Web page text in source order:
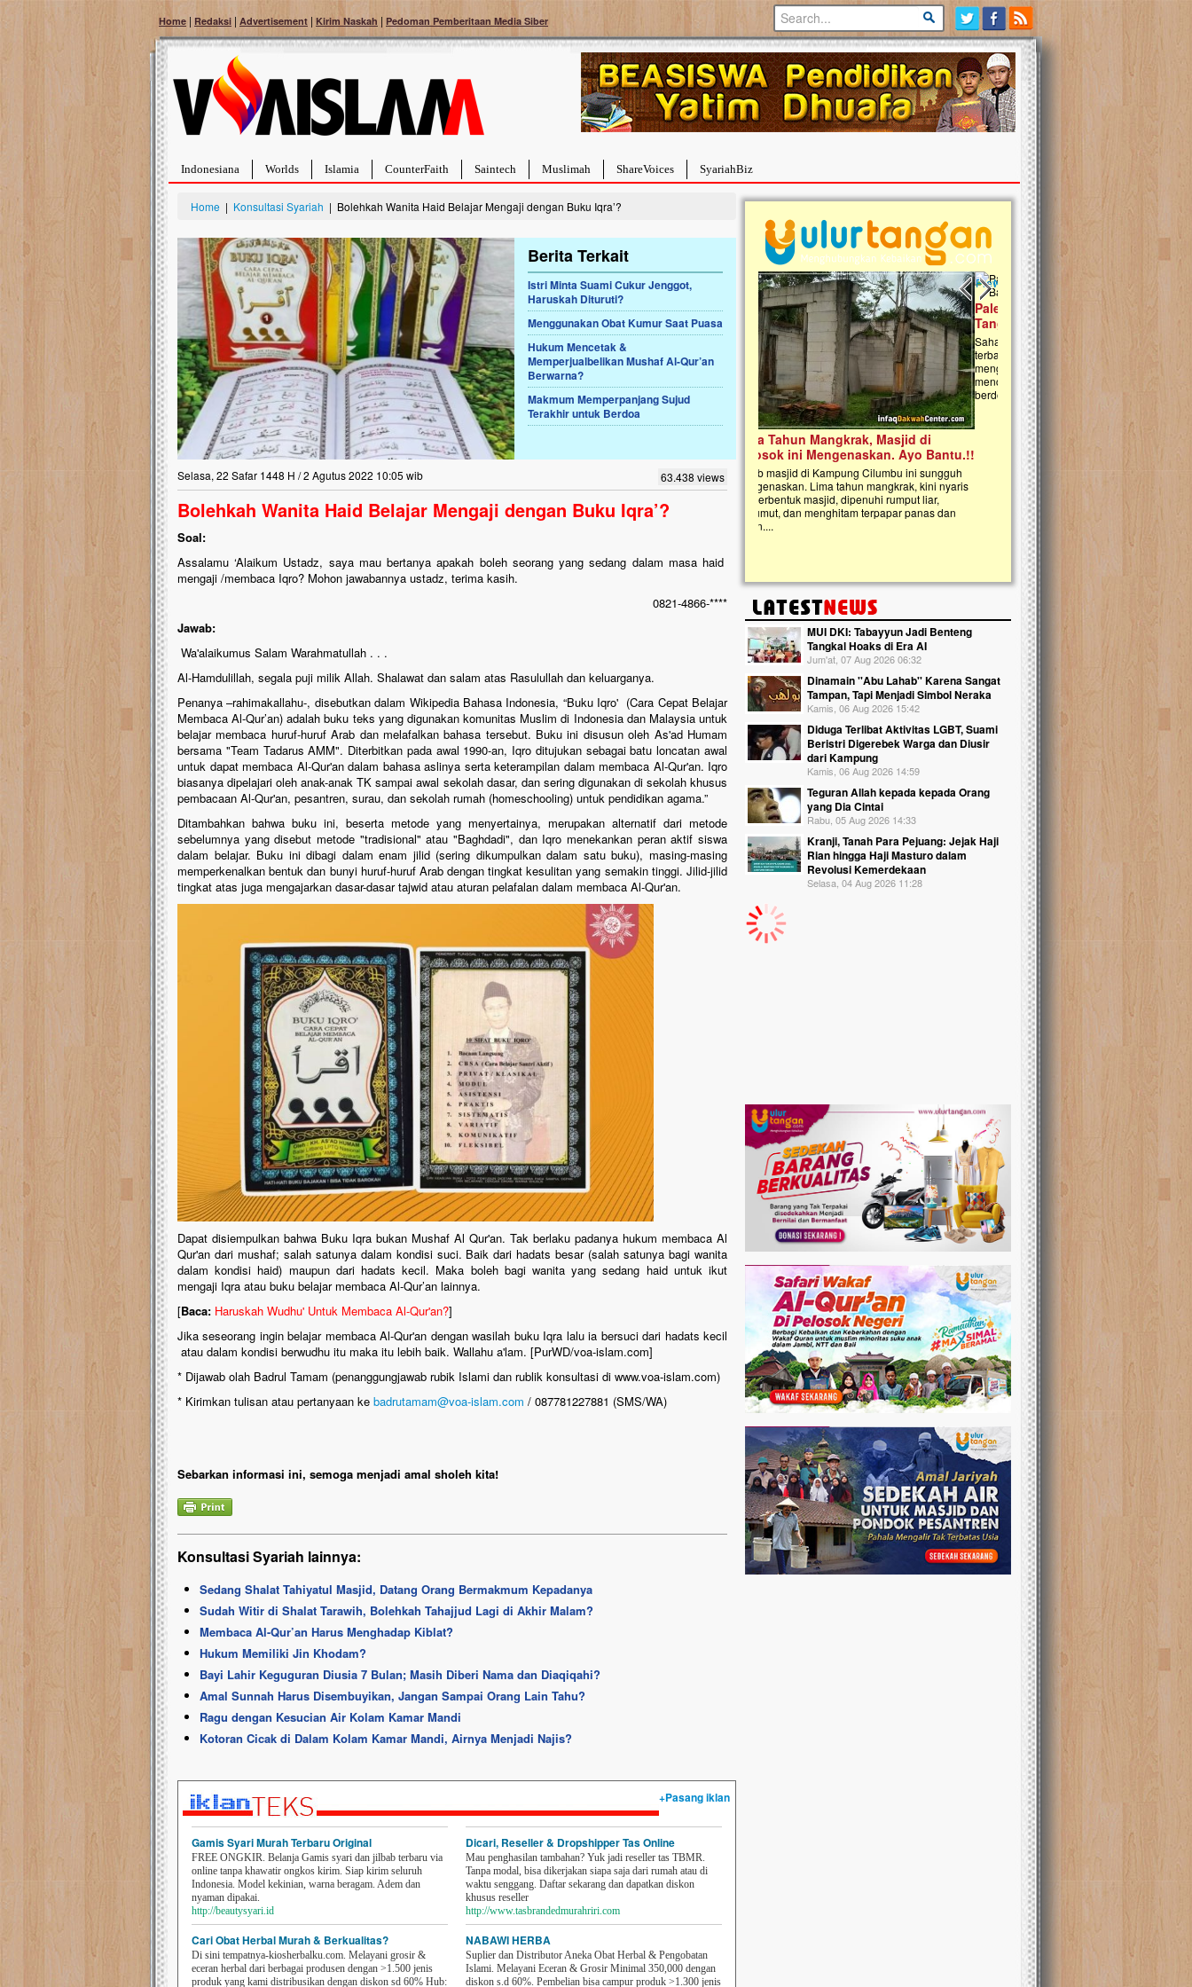
Home | Redaksi | Advertisement | Kirim Naskah | Pedoman Pemberitaan Media Siber
Indonesiana Worlds Islamia CounterFaith Saintech Muslimah ShareVoices SyariahBiz
Home | Konsultasi Syariah | Bolehkah Wanita Haid Belajar Mengaji dengan Buku Iqra’?
Berita Terkait
Istri Minta Suami Cukur Jenggot,
Haruskah Dituruti?
Menggunakan Obat Kumur Saat Puasa
Hukum Mencetak &
Memperjualbelikan Mushaf Al-Qur’an
Berwarna?
Makmum Memperpanjang Sujud
Terakhir untuk Berdoa
Selasa, 22 Safar 1448 H / 2 Agutus 2022 10:05 wib 63.438 views
Bolehkah Wanita Haid Belajar Mengaji dengan Buku Iqra’?
Soal:
Assalamu ‘Alaikum Ustadz, saya mau bertanya apakah boleh seorang yang sedang dalam masa haid
mengaji /membaca Iqro? Mohon jawabannya ustadz, terima kasih.
0821-4866-****
Jawab:
Wa'alaikumus Salam Warahmatullah . . .
Al-Hamdulillah, segala puji milik Allah. Shalawat dan salam atas Rasulullah dan keluarganya.
Penanya –rahimakallahu-, disebutkan dalam Wikipedia Bahasa Indonesia, “Buku Iqro' (Cara Cepat Belajar
Membaca Al-Qur’an) adalah buku teks yang digunakan komunitas Muslim di Indonesia dan Malaysia untuk
belajar membaca huruf-huruf Arab dan melafalkan bahasa tersebut. Buku ini disusun oleh As'ad Humam
bersama "Team Tadarus AMM". Diterbitkan pada awal 1990-an, Iqro ditujukan sebagai batu loncatan awal
untuk dapat membaca Al-Qur'an dalam bahasa aslinya serta keterampilan dalam membaca Al-Qur'an. Iqro
biasanya dipelajari oleh anak-anak TK sampai awal sekolah dasar, dan sering digunakan di sekolah khusus
pembacaan Al-Qur'an, pesantren, surau, dan sekolah rumah (homeschooling) untuk pendidikan agama.”
Ditambahkan bahwa buku ini, beserta metode yang menyertainya, merupakan alternatif dari metode
sebelumnya yang disebut metode "tradisional" atau "Baghdadi", dan Iqro menekankan peran aktif siswa
dalam belajar. Buku ini dibagi dalam enam jilid (sering dikumpulkan dalam satu buku), masing-masing
memperkenalkan bentuk dan bunyi huruf-huruf Arab dengan tingkat kesulitan yang semakin tinggi. Jilid-jilid
tingkat atas juga mengajarkan dasar-dasar tajwid atau aturan pelafalan dalam membaca Al-Qur'an.
Dapat disiempulkan bahwa Buku Iqra bukan Mushaf Al Qur'an. Tak berlaku padanya hukum membaca Al
Qur'an dari mushaf; salah satunya dalam kondisi suci. Baik dari hadats besar (salah satunya bagi wanita
dalam kondisi haid) maupun dari hadats kecil. Maka boleh bagi wanita yang sedang haid untuk ikut
mengaji Iqra atau buku belajar membaca Al-Qur’an lainnya.
[Baca: Haruskah Wudhu' Untuk Membaca Al-Qur'an?]
Jika seseorang ingin belajar membaca Al-Qur'an dengan wasilah buku Iqra lalu ia bersuci dari hadats kecil
atau dalam kondisi berwudhu itu maka itu lebih baik. Wallahu a'lam. [PurWD/voa-islam.com]
* Dijawab olah Badrul Tamam (penanggungjawab rubik Islami dan rublik konsultasi di www.voa-islam.com)
* Kirimkan tulisan atau pertanyaan ke badrutamam@voa-islam.com / 087781227881 (SMS/WA)
Sebarkan informasi ini, semoga menjadi amal sholeh kita!
Konsultasi Syariah lainnya:
Sedang Shalat Tahiyatul Masjid, Datang Orang Bermakmum Kepadanya
Sudah Witir di Shalat Tarawih, Bolehkah Tahajjud Lagi di Akhir Malam?
Membaca Al-Qur’an Harus Menghadap Kiblat?
Hukum Memiliki Jin Khodam?
Bayi Lahir Keguguran Diusia 7 Bulan; Masih Diberi Nama dan Diaqiqahi?
Amal Sunnah Harus Disembuyikan, Jangan Sampai Orang Lain Tahu?
Ragu dengan Kesucian Air Kolam Kamar Mandi
Kotoran Cicak di Dalam Kolam Kamar Mandi, Airnya Menjadi Najis?
+Pasang iklan
Gamis Syari Murah Terbaru Original
FREE ONGKIR. Belanja Gamis syari dan jilbab terbaru via
online tanpa khawatir ongkos kirim. Siap kirim seluruh
Indonesia. Model kekinian, warna beragam. Adem dan
nyaman dipakai.
http://beautysyari.id
Cari Obat Herbal Murah & Berkualitas?
Di sini tempatnya-kiosherbalku.com. Melayani grosir &
eceran herbal dari berbagai produsen dengan >1.500 jenis
produk yang kami distribusikan dengan diskon sd 60% Hub:
Dicari, Reseller & Dropshipper Tas Online
Mau penghasilan tambahan? Yuk jadi reseller tas TBMR.
Tanpa modal, bisa dikerjakan siapa saja dari rumah atau di
waktu senggang. Daftar sekarang dan dapatkan diskon
khusus reseller
http://www.tasbrandedmurahriri.com
NABAWI HERBA
Suplier dan Distributor Aneka Obat Herbal & Pengobatan
Islami. Melayani Eceran & Grosir Minimal 350,000 dengan
diskon s.d 60%. Pembelian bisa campur produk >1.300 jenis
Previous slide
Next slide
Bantu Naura, Balita Hebat Sembuh Dari
Tumor Pembuluh Darah
Hidup Naura Salsabila dipenuhi dengan
rintangan yang sangat berat. Meskipun baru
berusia sepuluh bulan, bayi yang imut ini harus
menghadapi penyakit yang dahsyat, yaitu tumor
pembuluh darah berukuran...
Nasib masjid di Kampung Cilumbu ini sungguh
mengenaskan. Lima tahun mangkrak, kini nyaris
berlumut, dan menghitam terpapar panas dan
hujan....
Palestina Masih Berduka, Ayo Ulurkan
Tangan Bantu Mereka
Sahabat, Ulurtangan mari kirimkan dukungan
terbaikmu untuk warga Palestina di Gaza demi
menguatkan mereka menghadapi situasi
mencekam ini. Mari dukung mereka dengan
berdonasi dengan cara:...
Open Donasi Wakaf
Rumah Qur'an & TK Islam
Najjah di Jonggol
Saat ini, Ulurtangan bersama Yayasan
Najjahtul Islam Jonggol sedang merintis
pembangunan Rumah Qur’an dan
kanak Islam Terpadu (TKIT) An Najjah
Gedung Majelis Taklim di Jonggol,...
MUI DKI: Tabayyun Jadi Benteng
Tangkal Hoaks di Era AI
Jum'at, 07 Aug 2026 06:32
Dinamain ''Abu Lahab'' Karena Sangat
Tampan, Tapi Menjadi Simbol Neraka
Kamis, 06 Aug 2026 15:42
Diduga Terlibat Aktivitas LGBT, Suami
Beristri Digerebek Warga dan Diusir
dari Kampung
Kamis, 06 Aug 2026 14:59
Teguran Allah kepada kepada Orang
yang Dia Cintai
Rabu, 05 Aug 2026 14:33
Kranji, Tanah Para Pejuang: Jejak Haji
Rian hingga Haji Masturo dalam
Revolusi Kemerdekaan
Selasa, 04 Aug 2026 11:28